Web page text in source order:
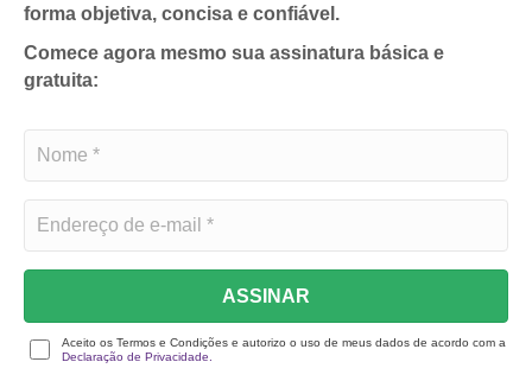
forma objetiva, concisa e confiável.
Comece agora mesmo sua assinatura básica e
gratuita:
ASSINAR
Aceito os Termos e Condições e autorizo o uso de meus dados de acordo com a
Declaração de Privacidade.